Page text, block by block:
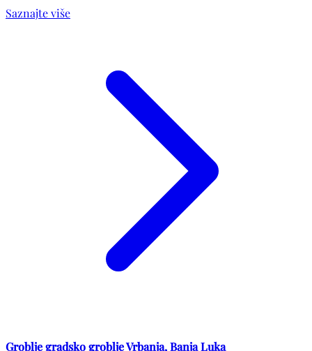
Saznajte više
Groblje gradsko groblje Vrbanja, Banja Luka